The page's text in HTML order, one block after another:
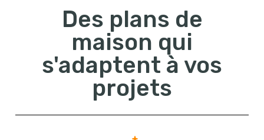
Des plans de
maison qui
s'adaptent à vos
projets